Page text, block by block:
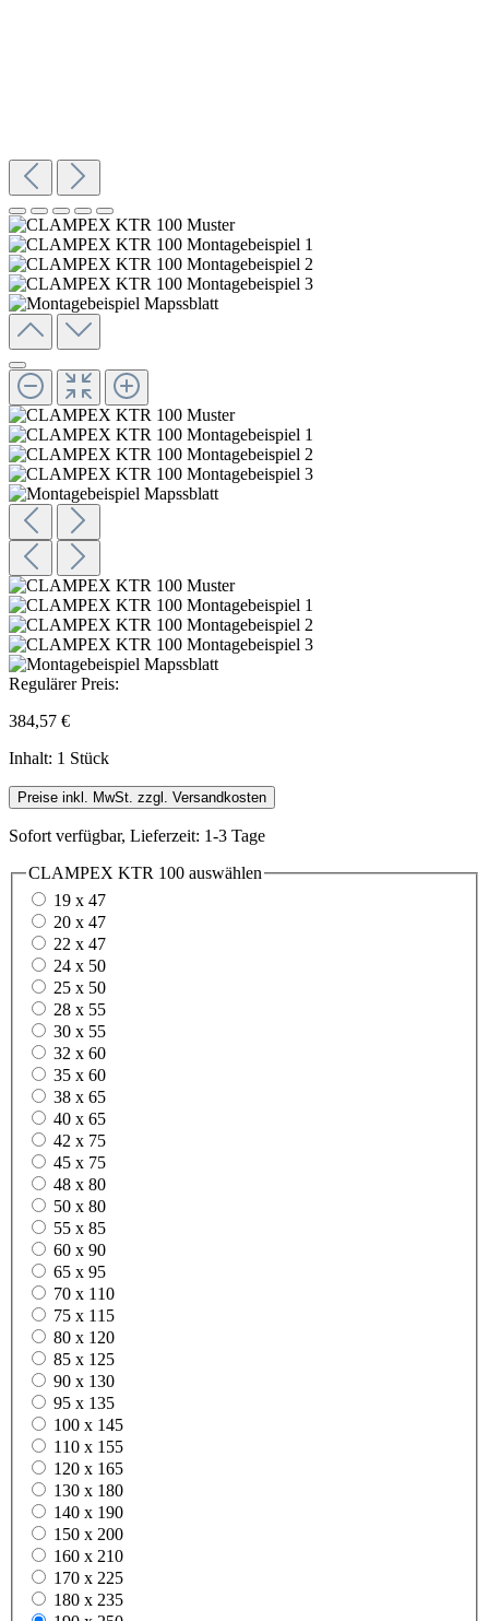
Regulärer Preis:
384,57 €
Inhalt: 1 Stück
Preise inkl. MwSt. zzgl. Versandkosten
Sofort verfügbar, Lieferzeit: 1-3 Tage
CLAMPEX KTR 100 auswählen
19 x 47
20 x 47
22 x 47
24 x 50
25 x 50
28 x 55
30 x 55
32 x 60
35 x 60
38 x 65
40 x 65
42 x 75
45 x 75
48 x 80
50 x 80
55 x 85
60 x 90
65 x 95
70 x 110
75 x 115
80 x 120
85 x 125
90 x 130
95 x 135
100 x 145
110 x 155
120 x 165
130 x 180
140 x 190
150 x 200
160 x 210
170 x 225
180 x 235